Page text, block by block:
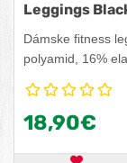
Leggings
Dámske fitness
polyamid, 16%
18,90€